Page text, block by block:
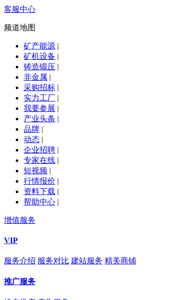
客服中心
频道地图
矿产能源 |
矿机设备 |
铸造锻压 |
非金属 |
采购招标 |
实力工厂 |
我要参展 |
产业头条 |
品牌 |
动态 |
企业招聘 |
专家在线 |
短视频 |
行情报价 |
资料下载 |
帮助中心 |
增值服务
VIP
服务介绍 服务对比 建站服务 精美商铺
推广服务